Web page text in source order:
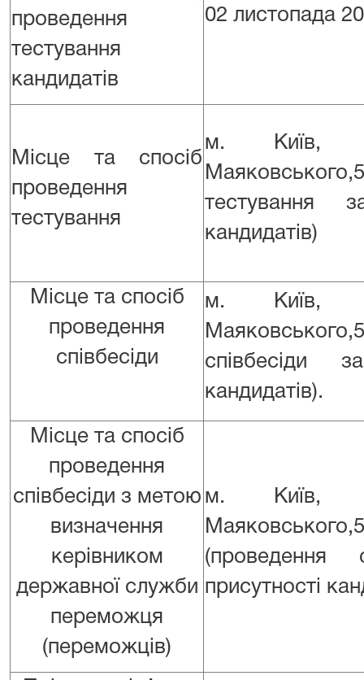
проведення
тестування
кандидатів
02 листопада
Місце та спосіб
проведення
тестування
м. Київ,
тестування
кандидатів)
Місце та спосіб
проведення
співбесіди
м. Київ,
співбесіди
кандидатів).
Місце та спосіб
проведення
співбесіди з метою
визначення
керівником
державної служби
переможця
(переможців)
м. Київ,
(проведення
присутності